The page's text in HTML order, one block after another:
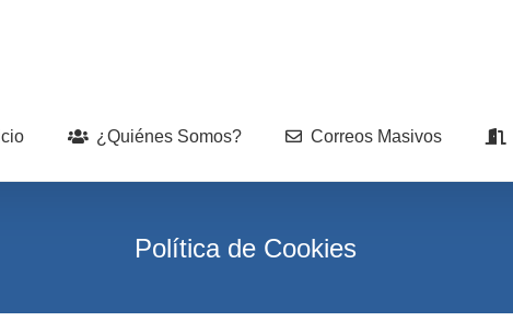
¿Quiénes Somos? Correos Masivos
Política de Cookies